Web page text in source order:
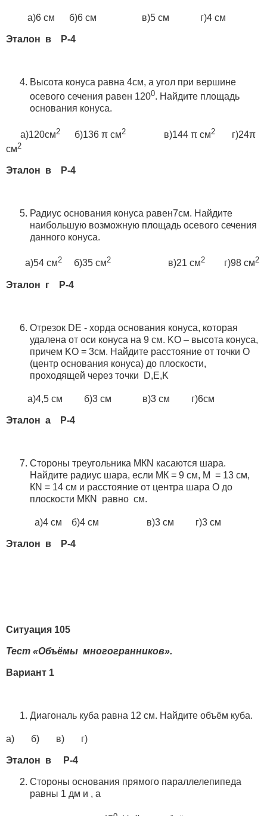
а)6 см б)6 см в)5 см г)4 см
Эталон в Р-4
Высота конуса равна 4см, а угол при вершине
осевого сечения равен 1200. Найдите площадь
основания конуса.
а)120см2 б)136 π см2 в)144 π см2
г)24π
см2
Эталон в Р-4
Радиус основания конуса равен7см. Найдите
наибольшую возможную площадь осевого сечения
данного конуса.
а)54 см2 б)35 см2 в)21 см2 г)98 см2
Эталон г Р-4
Отрезок DE - хорда основания конуса, которая
удалена от оси конуса на 9 см. KO – высота конуса,
причем KO = 3см. Найдите расстояние от точки О
(центр основания конуса) до плоскости,
проходящей через точки D,E,K
а)4,5 см б)3 см в)3 см г)6см
Эталон а Р-4
Стороны треугольника МКN касаются шара.
Найдите радиус шара, если МК = 9 см, М = 13 см,
КN = 14 см и расстояние от центра шара О до
плоскости МКN равно см.
а)4 см б)4 см в)3 см г)3 см
Эталон в Р-4
Ситуация 105
Тест «Объёмы многогранников».
Вариант 1
Диагональ куба равна 12 см. Найдите объём куба.
а) б) в) г)
Эталон в Р-4
Стороны основания прямого параллелепипеда
равны 1 дм и , а